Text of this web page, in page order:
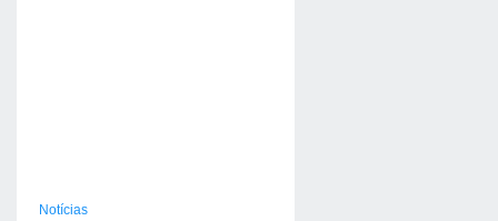
Notícias